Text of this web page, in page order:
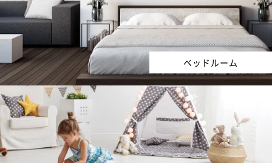
ベッドルーム